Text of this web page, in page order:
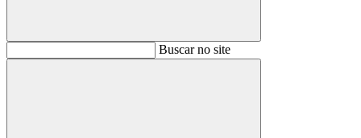
BuscarBuscar no site